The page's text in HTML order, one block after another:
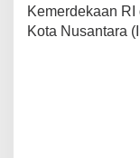
Kemerdekaan
Kota Nusantara